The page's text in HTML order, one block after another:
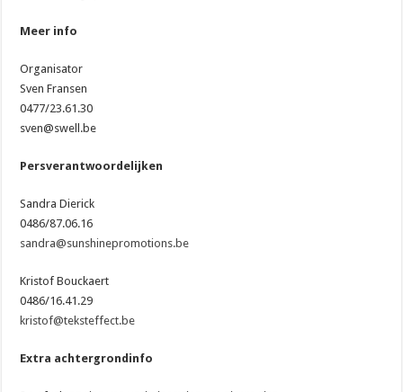
Meer info
Organisator
Sven Fransen
0477/23.61.30
sven@swell.be
Persverantwoordelijken
Sandra Dierick
0486/87.06.16
sandra@sunshinepromotions.be
Kristof Bouckaert
0486/16.41.29
kristof@teksteffect.be
Extra achtergrondinfo